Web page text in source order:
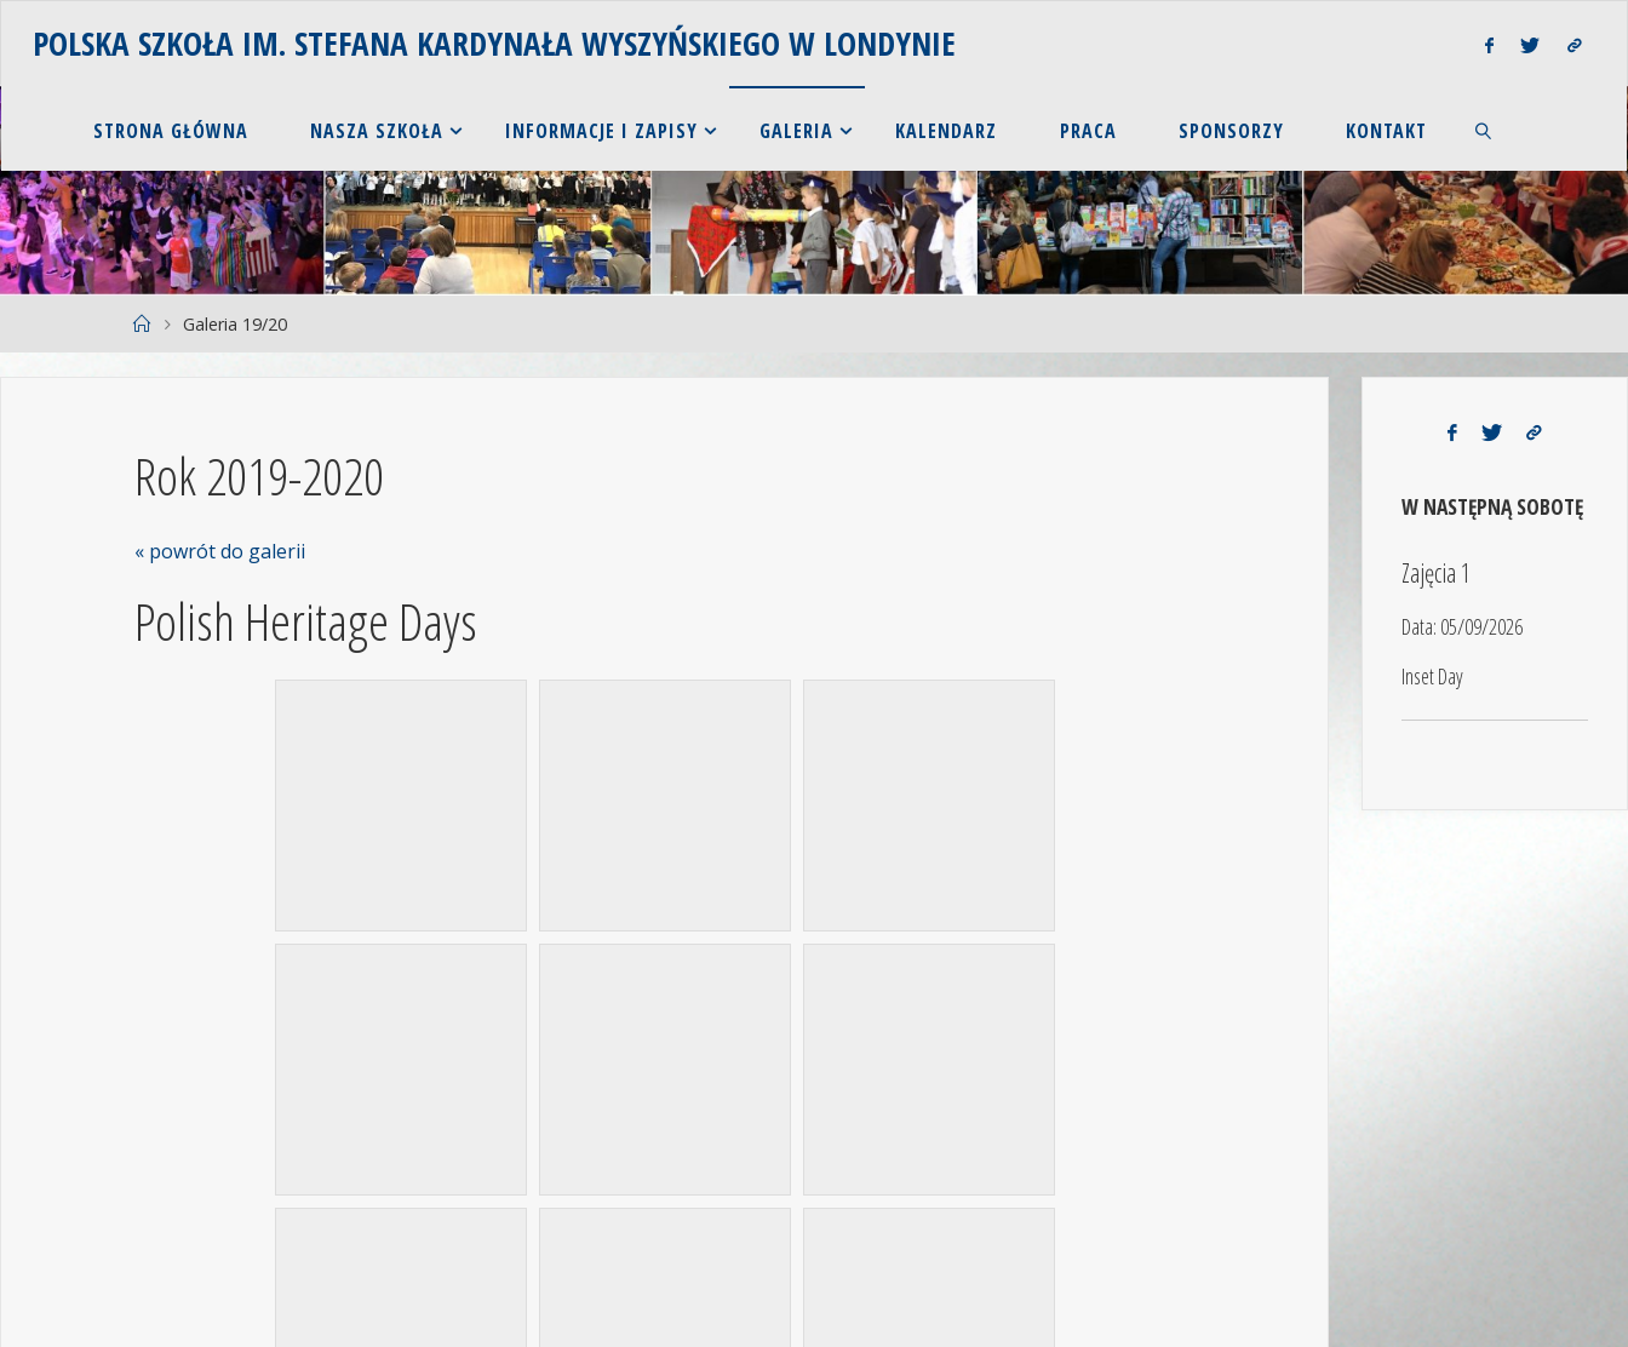
POLSKA SZKOŁA IM. STEFANA KARDYNAŁA WYSZYŃSKIEGO W LONDYNIE
STRONA GŁÓWNA NASZA SZKOŁA INFORMACJE I ZAPISY GALERIA KALENDARZ PRACA SPONSORZY KONTAKT
Galeria 19/20
Rok 2019-2020
« powrót do galerii
Polish Heritage Days
W NASTĘPNĄ SOBOTĘ
Zajęcia 1
Data: 05/09/2026
Inset Day